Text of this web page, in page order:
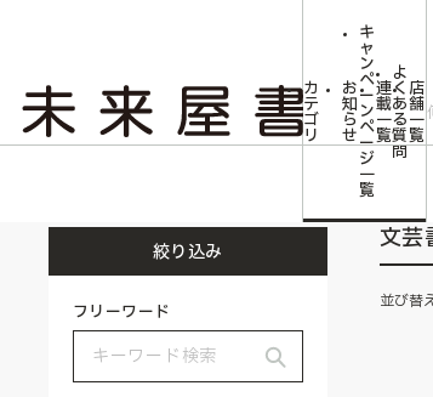
カ
テ
ゴ
リ
お
知
ら
せ
キ
ャ
ン
ペ
ー
ン
ペ
ー
ジ
一
覧
連
載
一
覧
よ
く
あ
る
質
問
店
舗
一
覧
絞り込み
フリーワード
文芸
並び替